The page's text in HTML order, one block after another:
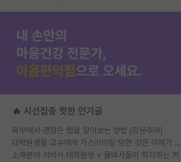
🔥 시선집중 핫한 인기글
외부에서 괜찮은 랩을 알아보는 방법 (장문주의)
대학원생들 교수에게 가스라이팅 당한 것은 이해가 갑니다. 안타깝네요.
소재분야 석박사 대학원생 + 물박사들이 착각하는 거